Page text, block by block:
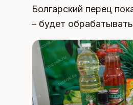
Болгарский перец
– будет